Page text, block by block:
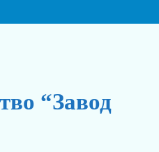
“Завод